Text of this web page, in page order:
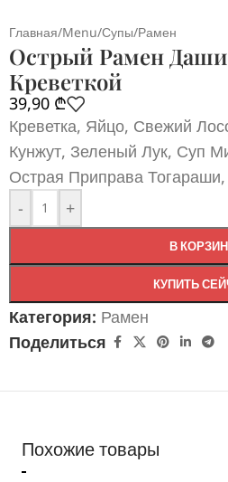
Главная/Menu/Супы/Рамен
Острый Рамен
Креветкой
39,90 ₾
Креветка, Яйцо, Свежий
Кунжут, Зеленый Лук, Суп
Острая Приправа
-
+
В
КУПИТЬ
Категория: Рамен
Поделиться
Похожие товары